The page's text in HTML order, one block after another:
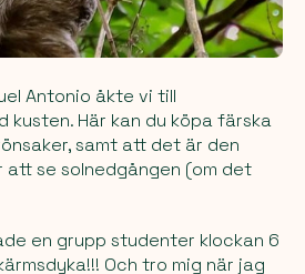
Antonio åkte vi till
kusten. Här kan du köpa färska
samt att det är den
se solnedgången (om det
en grupp studenter klockan 6
Och tro mig när jag